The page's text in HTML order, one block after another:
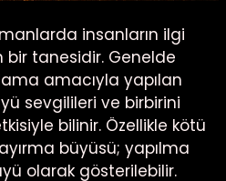
insanların ilgi
bir tanesidir. Genelde
amacıyla yapılan
sevgilileri ve birbirini
bilinir. Özellikle kötü
büyüsü; yapılma
olarak gösterilebilir.